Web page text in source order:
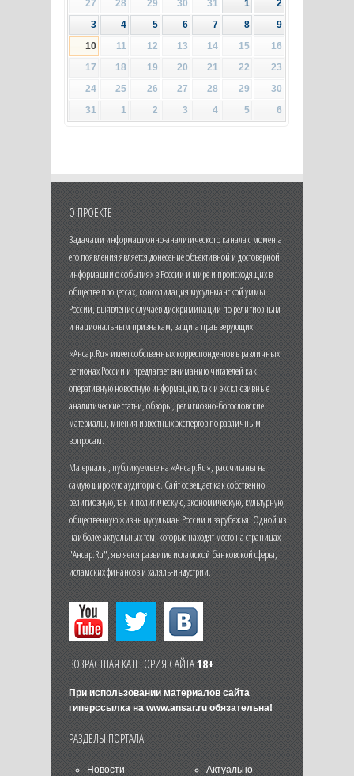
27 28 29 30 31 1
2
3
4 5 6 7 8
9
10
11 12 13 14 15
16
17
18 19 20 21 22
23
24
25 26 27 28 29
30
31
1 2 3 4 5 6
О ПРОЕКТЕ
Задачами информационно-аналитического канала с момента
его появления является донесение объективной и достоверной
информации о событиях в России и мире и происходящих в
обществе процессах, консолидация мусульманской уммы
России, выявление случаев дискриминации по религиозным
и национальным признакам, защита прав верующих.
«Ансар.Ru» имеет собственных корреспондентов в различных
регионах России и предлагает вниманию читателей как
оперативную новостную информацию, так и эксклюзивные
аналитические статьи, обзоры, религиозно-богословские
материалы, мнения известных экспертов по различным
вопросам.
Материалы, публикуемые на «Ансар.Ru», рассчитаны на
самую широкую аудиторию. Сайт освещает как собственно
религиозную, так и политическую, экономическую, культурную,
общественную жизнь мусульман России и зарубежья. Одной из
наиболее актуальных тем, которые находят место на страницах
"Ансар.Ru", является развитие исламской банковской сферы,
исламских финансов и халяль-индустрии.
ВОЗРАСТНАЯ КАТЕГОРИЯ САЙТА18+
При использовании материалов сайта
гиперссылка на www.ansar.ruобязательна!
РАЗДЕЛЫ ПОРТАЛА
Новости Актуально